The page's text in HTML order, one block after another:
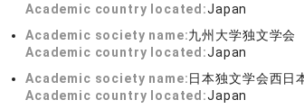
Academic country located:Japan
Academic society name:九州大学独文学会
Academic country located:Japan
Academic society name:日本独文学会西日
Academic country located:Japan